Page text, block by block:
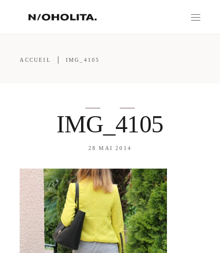
ACCUEIL IMG_4105
IMG_4105
28 MAI 2014